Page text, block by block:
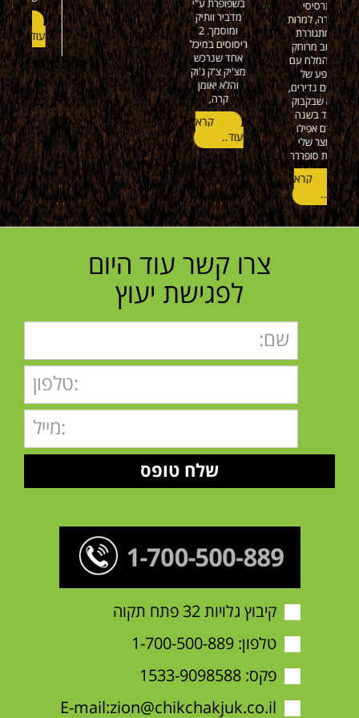
תמורה
מצויינת , שרות
נהדר ישר כח
וכל הכבוד
קרא
עוד..
קרא
עוד..
עוד..